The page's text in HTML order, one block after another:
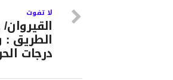
لا تفوت
الطريق :
درجات